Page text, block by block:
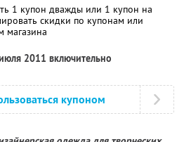
1 купон дважды или 1 купон на
скидки по купонам или
магазина
2011 включительно
купоном